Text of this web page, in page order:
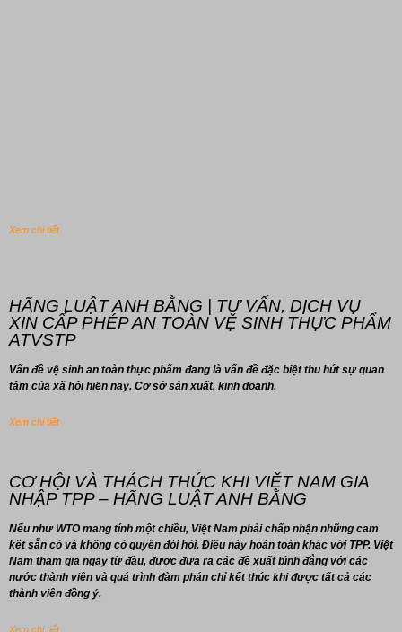
Xem chi tiết
HÃNG LUẬT ANH BẰNG | TƯ VẤN, DỊCH VỤ
XIN CẤP PHÉP AN TOÀN VỆ SINH THỰC PHẨM
ATVSTP
Vấn đề vệ sinh an toàn thực phẩm đang là vấn đề đặc biệt thu hút sự quan
tâm của xã hội hiện nay. Cơ sở sản xuất, kinh doanh.
Xem chi tiết
CƠ HỘI VÀ THÁCH THỨC KHI VIỆT NAM GIA
NHẬP TPP – HÃNG LUẬT ANH BẰNG
Nếu như WTO mang tính một chiều, Việt Nam phải chấp nhận những cam
kết sẵn có và không có quyền đòi hỏi. Điều này hoàn toàn khác với TPP. Việt
Nam tham gia ngay từ đầu, được đưa ra các đề xuất bình đẳng với các
nước thành viên và quá trình đàm phán chỉ kết thúc khi được tất cả các
thành viên đồng ý.
Xem chi tiết